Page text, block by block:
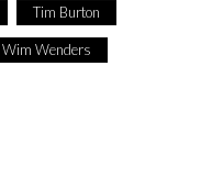
Tim Burton
Wim Wenders